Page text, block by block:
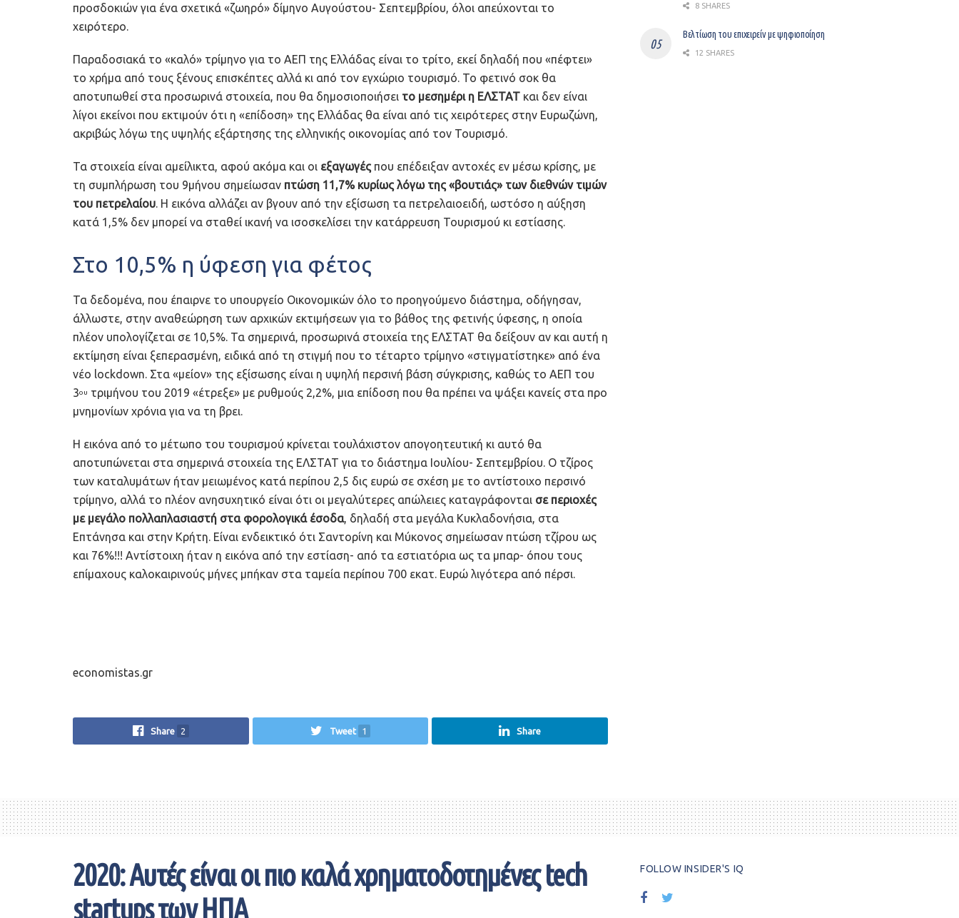
προσδοκιών για ένα σχετικά «ζωηρό» δίμηνο Αυγούστου- Σεπτεμβρίου, όλοι απεύχονται το
χειρότερο.
Παραδοσιακά το «καλό» τρίμηνο για το ΑΕΠ της Ελλάδας είναι το τρίτο, εκεί δηλαδή που «πέφτει»
το χρήμα από τους ξένους επισκέπτες αλλά κι από τον εγχώριο τουρισμό. Το φετινό σοκ θα
αποτυπωθεί στα προσωρινά στοιχεία, που θα δημοσιοποιήσει το μεσημέρι η ΕΛΣΤΑΤ και δεν είναι
λίγοι εκείνοι που εκτιμούν ότι η «επίδοση» της Ελλάδας θα είναι από τις χειρότερες στην Ευρωζώνη,
ακριβώς λόγω της υψηλής εξάρτησης της ελληνικής οικονομίας από τον Τουρισμό.
Τα στοιχεία είναι αμείλικτα, αφού ακόμα και οι εξαγωγές που επέδειξαν αντοχές εν μέσω κρίσης, με
τη συμπλήρωση του 9μήνου σημείωσαν πτώση 11,7% κυρίως λόγω της «βουτιάς» των διεθνών τιμών
του πετρελαίου. Η εικόνα αλλάζει αν βγουν από την εξίσωση τα πετρελαιοειδή, ωστόσο η αύξηση
κατά 1,5% δεν μπορεί να σταθεί ικανή να ισοσκελίσει την κατάρρευση Τουρισμού κι εστίασης.
Στο 10,5% η ύφεση για φέτος
Τα δεδομένα, που έπαιρνε το υπουργείο Οικονομικών όλο το προηγούμενο διάστημα, οδήγησαν,
άλλωστε, στην αναθεώρηση των αρχικών εκτιμήσεων για το βάθος της φετινής ύφεσης, η οποία
πλέον υπολογίζεται σε 10,5%. Τα σημερινά, προσωρινά στοιχεία της ΕΛΣΤΑΤ θα δείξουν αν και αυτή η
εκτίμηση είναι ξεπερασμένη, ειδικά από τη στιγμή που το τέταρτο τρίμηνο «στιγματίστηκε» από ένα
νέο lockdown. Στα «μείον» της εξίσωσης είναι η υψηλή περσινή βάση σύγκρισης, καθώς το ΑΕΠ του
3ου τριμήνου του 2019 «έτρεξε» με ρυθμούς 2,2%, μια επίδοση που θα πρέπει να ψάξει κανείς στα προ
μνημονίων χρόνια για να τη βρει.
Η εικόνα από το μέτωπο του τουρισμού κρίνεται τουλάχιστον απογοητευτική κι αυτό θα
αποτυπώνεται στα σημερινά στοιχεία της ΕΛΣΤΑΤ για το διάστημα Ιουλίου- Σεπτεμβρίου. Ο τζίρος
των καταλυμάτων ήταν μειωμένος κατά περίπου 2,5 δις ευρώ σε σχέση με το αντίστοιχο περσινό
τρίμηνο, αλλά το πλέον ανησυχητικό είναι ότι οι μεγαλύτερες απώλειες καταγράφονται σε περιοχές
με μεγάλο πολλαπλασιαστή στα φορολογικά έσοδα, δηλαδή στα μεγάλα Κυκλαδονήσια, στα
Επτάνησα και στην Κρήτη. Είναι ενδεικτικό ότι Σαντορίνη και Μύκονος σημείωσαν πτώση τζίρου ως
και 76%!!! Αντίστοιχη ήταν η εικόνα από την εστίαση- από τα εστιατόρια ως τα μπαρ- όπου τους
επίμαχους καλοκαιρινούς μήνες μπήκαν στα ταμεία περίπου 700 εκατ. Ευρώ λιγότερα από πέρσι.
economistas.gr
Share 2 Tweet 1 Share
8 SHARES
Βελτίωση του επιχειρείν με ψηφιοποίηση
12 SHARES
2020: Αυτές είναι οι πιο καλά χρηματοδοτημένες tech
startups των ΗΠΑ
FOLLOW INSIDER'S IQ